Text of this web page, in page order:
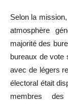
Selon la
atmosphère
majorité des
bureaux de vote
avec de légers
électoral était
membres